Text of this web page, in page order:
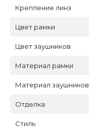
Крепление линз
Цвет рамки
Цвет заушников
Материал рамки
Материал заушников
Отделка
Стиль